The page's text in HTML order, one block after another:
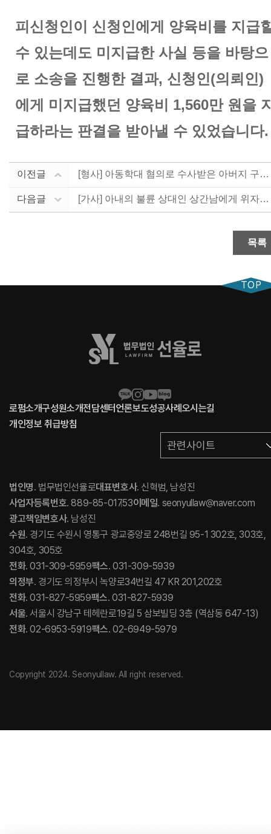
피신청인이 신청인에게 양육비를 지급
수 있는데도 미지급한 사실 등을 바탕으
로 소송을 진행한 결과, 신청인(의뢰인)
에게 미지급했던 양육비 1,560만 원을
급하라는 판결을 받아낼 수 있었습니다.
이전글 [형사] 아동학대 혐의로 수사받은 아버지 구제 - 불처....
다음글 [가사] 아내의 불륜 상대인 상간남에게 위자료 청구 소....
목록
로펌소개구성원소개전담센터언론보도성공사례 오시는길
개인정보 취급방침
관련사이트
법인명. 법무법인선율로대표변호사. 신혁범, 남성진
사업자등록번호. 889-85-01753이메일. seonyullaw@naver.com
광고책임변호사. 남성진
수원. 경기도 수원시 영통구 광교중앙로 248번길 95-1 302호, 303호,
304호, 305호
전화. 031-309-5959팩스. 031-309-5939
의정부. 경기도 의정부시 녹양로34번길 47 KR 201,202호
전화. 031-827-5959팩스. 031-827-5939
서울. 서울시 강남구 테헤란로19길 5 삼보빌딩 3층 (역삼동 647-13)
전화. 02-6953-5919팩스. 02-6949-5979
Copyright 2024. Seonyullaw. All right reserved.
TOP